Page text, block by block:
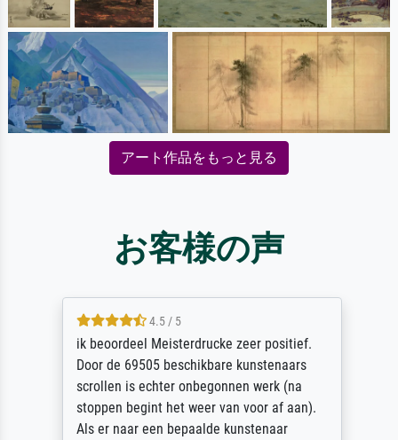
アート作品をもっと見る
お客様の声
4.5 / 5
ik beoordeel Meisterdrucke zeer positief.
Door de 69505 beschikbare kunstenaars
scrollen is echter onbegonnen werk (na
stoppen begint het weer van voor af aan).
Als er naar een bepaalde kunstenaar